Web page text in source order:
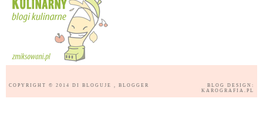
COPYRIGHT © 2014 DI BLOGUJE , BLOGGER
BLOG DESIGN:
KAROGRAFIA.PL